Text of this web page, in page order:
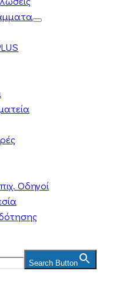
Οδηγοί
Search Button